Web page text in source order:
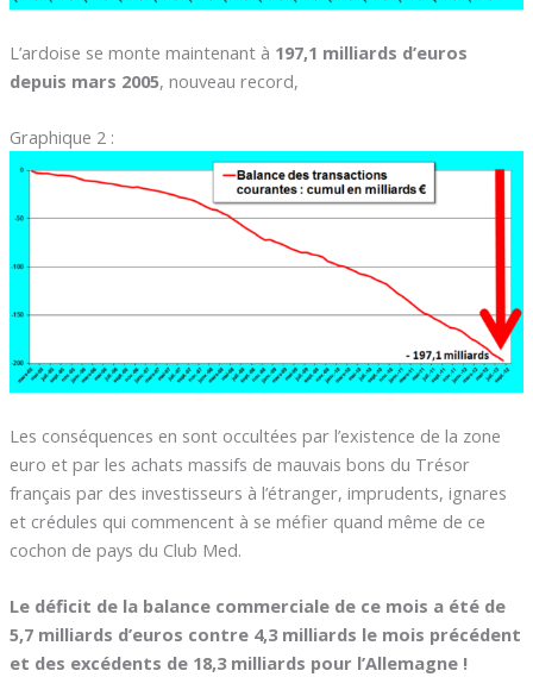
L’ardoise se monte maintenant à 197,1 milliards d’euros
depuis mars 2005, nouveau record,
Graphique 2 :
Les conséquences en sont occultées par l’existence de la zone
euro et par les achats massifs de mauvais bons du Trésor
français par des investisseurs à l’étranger, imprudents, ignares
et crédules qui commencent à se méfier quand même de ce
cochon de pays du Club Med.
Le déficit de la balance commerciale de ce mois a été de
5,7 milliards d’euros contre 4,3 milliards le mois précédent
et des excédents de 18,3 milliards pour l’Allemagne !